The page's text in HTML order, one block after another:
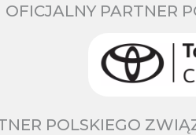
OFICJALNY PARTNER
POLSKIEGO